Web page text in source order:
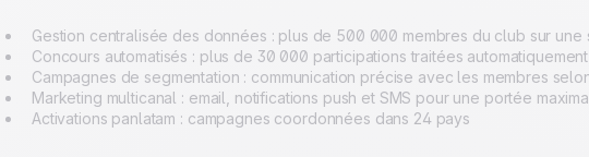
Gestion centralisée des données : plus de 500 000 membres du club sur
Concours automatisés : plus de 30 000 participations traitées automatiquement
Campagnes de segmentation : communication précise avec les membres
Marketing multicanal : email, notifications push et SMS pour une portée
Activations panlatam : campagnes coordonnées dans 24 pays